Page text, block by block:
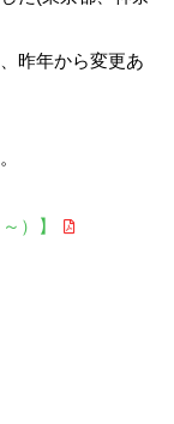
昨年から変更あ
）】